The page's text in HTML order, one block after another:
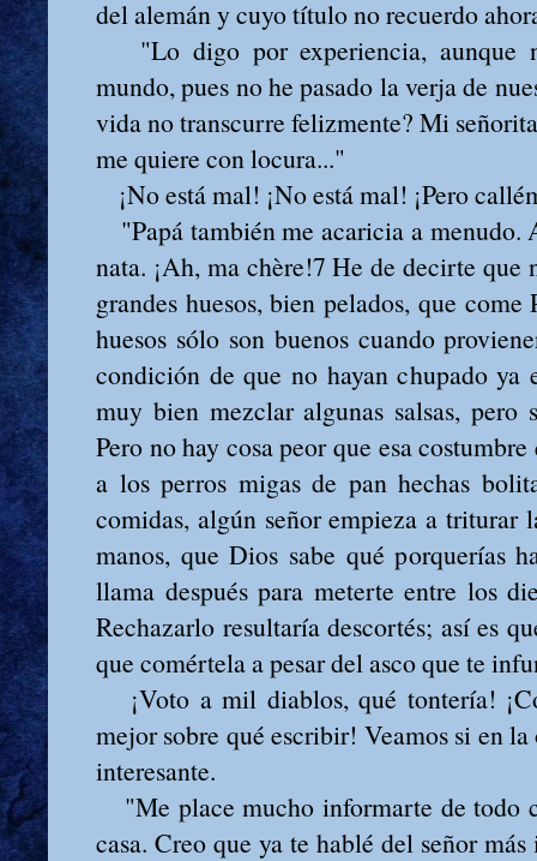
del alemán y cuyo título no recuerdo
"Lo digo por experiencia, aunque
mundo, pues no he pasado la verja de
vida no transcurre felizmente? Mi
me quiere con locura..."
¡No está mal! ¡No está mal! ¡Pero
"Papá también me acaricia a menudo.
nata. ¡Ah, ma chère!7 He de decirte que
grandes huesos, bien pelados, que
huesos sólo son buenos cuando
condición de que no hayan chupado ya
muy bien mezclar algunas salsas, pero
Pero no hay cosa peor que esa
a los perros migas de pan hechas
comidas, algún señor empieza a triturar
manos, que Dios sabe qué porquerías
llama después para meterte entre los
Rechazarlo resultaría descortés; así es
que comértela a pesar del asco que te
¡Voto a mil diablos, qué tontería!
mejor sobre qué escribir! Veamos si en
interesante.
"Me place mucho informarte de todo
casa. Creo que ya te hablé del señor